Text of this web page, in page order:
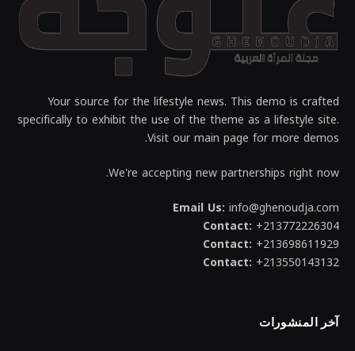
Your source for the lifestyle news. This demo is crafted
specifically to exhibit the use of the theme as a lifestyle site.
Visit our main page for more demos.
We're accepting new partnerships right now.
Email Us: info@ghenoudja.com
Contact: +213772226304
Contact: +213698611929
Contact: +213550143132
آخر المنشورات